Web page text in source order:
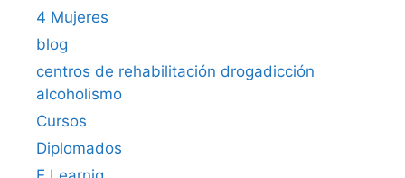
4 Mujeres
blog
centros de rehabilitación drogadicción
alcoholismo
Cursos
Diplomados